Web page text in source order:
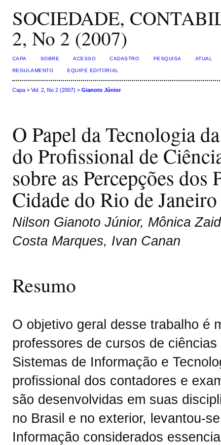
SOCIEDADE,
2, No 2 (2007)
CAPA SOBRE ACESSO CADASTRO PESQUISA ATUAL
REGULAMENTO EQUIPE EDITORIAL
Capa> Vol. 2, No 2 (2007) > Gianoto Júnior
O Papel da Tecnologia
do Profissional de
sobre as Percepções dos
Cidade do Rio de Janeiro
Nilson Gianoto Júnior, Mônica
Costa Marques, Ivan Canan
Resumo
O objetivo geral desse trabalho é
professores de cursos de
Sistemas de Informação e
profissional dos contadores e
são desenvolvidas em suas
no Brasil e no exterior, levantou-
Informação considerados